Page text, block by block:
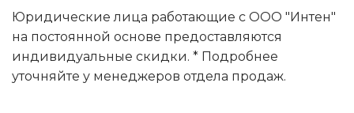
Юридические лица работающие с ООО "Интен"
на постоянной основе предоставляются
индивидуальные скидки. * Подробнее
уточняйте у менеджеров отдела продаж.